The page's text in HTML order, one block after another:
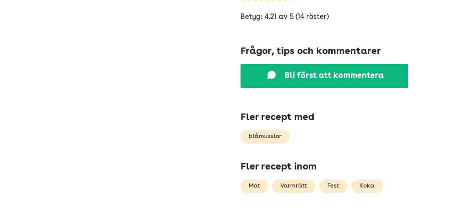
Betyg: 4.21 av 5 (14 röster)
Frågor, tips och kommentarer
Bli först att kommentera
Fler recept med
blåmusslor
Fler recept inom
Mat Varmrätt Fest Koka